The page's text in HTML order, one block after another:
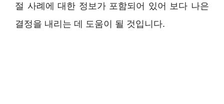
절 사례에 대한 정보가 포함되어 있어 보다 나은
결정을 내리는 데 도움이 될 것입니다.